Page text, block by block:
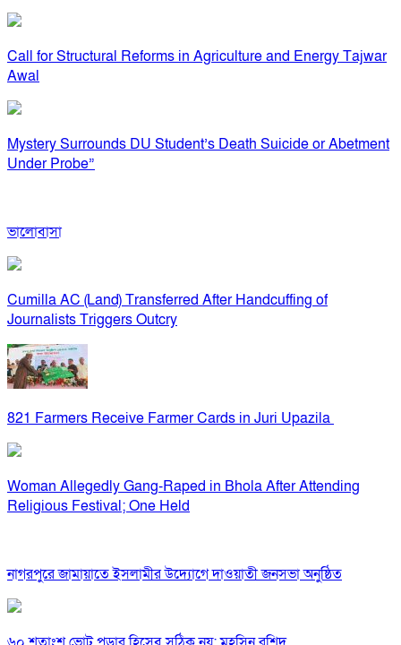
Call for Structural Reforms in Agriculture and Energy Tajwar
Awal
Mystery Surrounds DU Student’s Death Suicide or Abetment
Under Probe”
ভালোবাসা
Cumilla AC (Land) Transferred After Handcuffing of
Journalists Triggers Outcry
821 Farmers Receive Farmer Cards in Juri Upazila
Woman Allegedly Gang-Raped in Bhola After Attending
Religious Festival; One Held
নাগরপুরে জামায়াতে ইসলামীর উদ্যোগে দাওয়াতী জনসভা অনুষ্ঠিত